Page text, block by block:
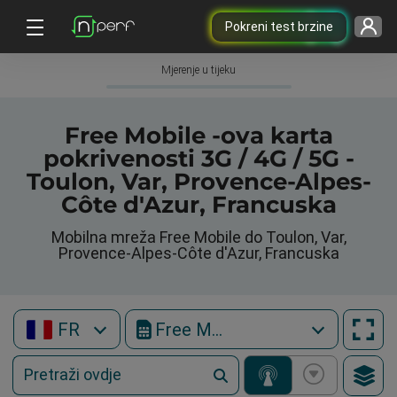
Pokreni test brzine
Mjerenje u tijeku
Free Mobile -ova karta
pokrivenosti 3G / 4G / 5G -
Toulon, Var, Provence-Alpes-
Côte d'Azur, Francuska
Mobilna mreža Free Mobile do Toulon, Var,
Provence-Alpes-Côte d'Azur, Francuska
FR Free Mobile